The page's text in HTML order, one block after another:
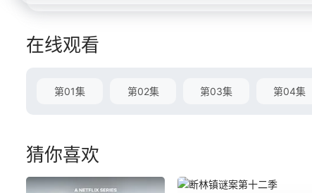
在线观看
第01集 第02集 第03集 第04集
猜你喜欢